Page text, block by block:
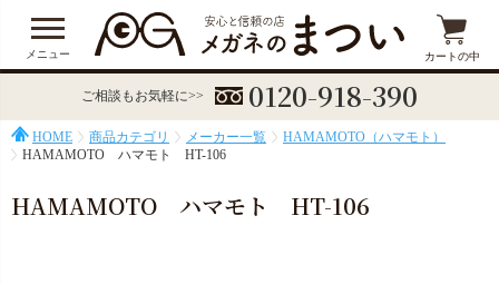
メニュー カートの中
ご相談もお気軽に>> 0120-918-390
HOME 商品カテゴリ メーカー一覧
HAMAMOTO（ハマモト）
HAMAMOTO ハマモト HT-106
HAMAMOTO ハマモト HT-106